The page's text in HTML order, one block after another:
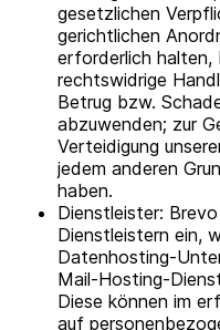
gesetzlichen
gerichtlichen
erforderlich halten,
rechtswidrige
Betrug bzw.
abzuwenden; zur
Verteidigung
jedem anderen
haben.
Dienstleister:
Dienstleistern ein,
Datenhosting-
Mail-Hosting-
Diese können im
auf